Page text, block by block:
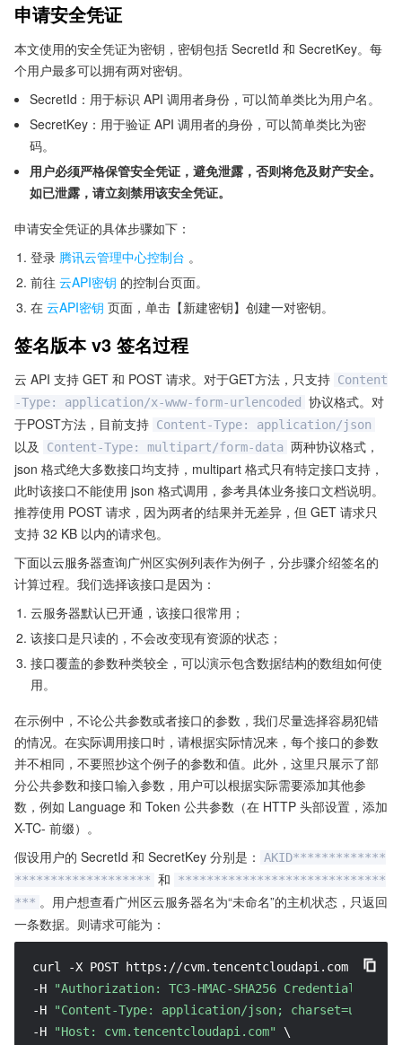
申请安全凭证
本文使用的安全凭证为密钥，密钥包括 SecretId 和 SecretKey。每
个用户最多可以拥有两对密钥。
SecretId：用于标识 API 调用者身份，可以简单类比为用户名。
SecretKey：用于验证 API 调用者的身份，可以简单类比为密
码。
用户必须严格保管安全凭证，避免泄露，否则将危及财产安全。
如已泄露，请立刻禁用该安全凭证。
申请安全凭证的具体步骤如下：
登录 腾讯云管理中心控制台 。
前往 云API密钥 的控制台页面。
在 云API密钥 页面，单击【新建密钥】创建一对密钥。
签名版本 v3 签名过程
云 API 支持 GET 和 POST 请求。对于GET方法，只支持 Content
-Type: application/x-www-form-urlencoded
协议格式。对
于POST方法，目前支持 Content-Type: application/json
以及 Content-Type: multipart/form-data 两种协议格式，
json 格式绝大多数接口均支持，multipart 格式只有特定接口支持，
此时该接口不能使用 json 格式调用，参考具体业务接口文档说明。
推荐使用 POST 请求，因为两者的结果并无差异，但 GET 请求只
支持 32 KB 以内的请求包。
下面以云服务器查询广州区实例列表作为例子，分步骤介绍签名的
计算过程。我们选择该接口是因为：
云服务器默认已开通，该接口很常用；
该接口是只读的，不会改变现有资源的状态；
接口覆盖的参数种类较全，可以演示包含数据结构的数组如何使
用。
在示例中，不论公共参数或者接口的参数，我们尽量选择容易犯错
的情况。在实际调用接口时，请根据实际情况来，每个接口的参数
并不相同，不要照抄这个例子的参数和值。此外，这里只展示了部
分公共参数和接口输入参数，用户可以根据实际需要添加其他参
数，例如 Language 和 Token 公共参数（在 HTTP 头部设置，添加
X-TC- 前缀）。
假设用户的 SecretId 和 SecretKey 分别是：
AKID*************
******************* 和
*****************************
*** 。用户想查看广州区云服务器名为“未命名”的主机状态，只返回
一条数据。则请求可能为：
curl -X POST https://cvm.tencentcloudapi.com \
-H
"Authorization: TC3-HMAC-SHA256
-H
"Content-Type: application/json; charset=utf-8"
-H
"Host: cvm.tencentcloudapi.com"
\